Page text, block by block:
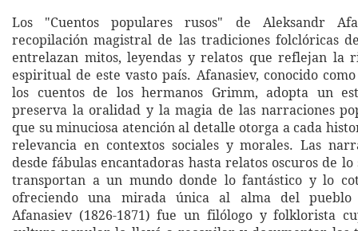
Los "Cuentos populares rusos" de Aleksandr
recopilación magistral de las tradiciones folclóricas
entrelazan mitos, leyendas y relatos que reflejan la
espiritual de este vasto país. Afanasiev, conocido
los cuentos de los hermanos Grimm, adopta un
preserva la oralidad y la magia de las narraciones
que su minuciosa atención al detalle otorga a cada
relevancia en contextos sociales y morales. Las
desde fábulas encantadoras hasta relatos oscuros de
transportan a un mundo donde lo fantástico y lo
ofreciendo una mirada única al alma del pueblo
Afanasiev (1826-1871) fue un filólogo y folklorista